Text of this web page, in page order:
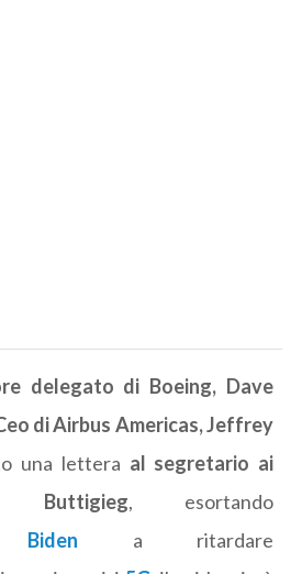
delegato di Boeing, Dave
di Airbus Americas, Jeffrey
una lettera al segretario ai
Buttigieg, esortando
Biden a ritardare